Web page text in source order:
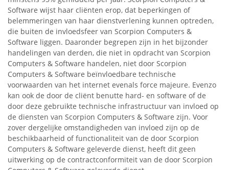
Software wijst haar cliënten erop, dat beperkingen of
belemmeringen van haar dienstverlening kunnen optreden,
die buiten de invloedsfeer van Scorpion Computers &
Software liggen. Daaronder begrepen zijn in het bijzonder
handelingen van derden, die niet in opdracht van Scorpion
Computers & Software handelen, niet door Scorpion
Computers & Software beïnvloedbare technische
voorwaarden van het internet evenals force majeure. Evenzo
kan ook de door de cliënt benutte hard- en software of de
door deze gebruikte technische infrastructuur van invloed op
de diensten van Scorpion Computers & Software zijn. Voor
zover dergelijke omstandigheden van invloed zijn op de
beschikbaarheid of functionaliteit van de door Scorpion
Computers & Software geleverde dienst, heeft dit geen
uitwerking op de contractconformiteit van de door Scorpion